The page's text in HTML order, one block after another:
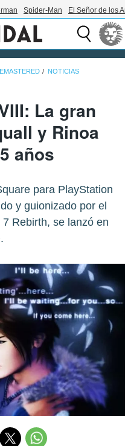
Spider-Man El Señor de los
NOTICIAS
La gran
y Rinoa
años
para PlayStation
y guionizado por el
Rebirth, se lanzó en